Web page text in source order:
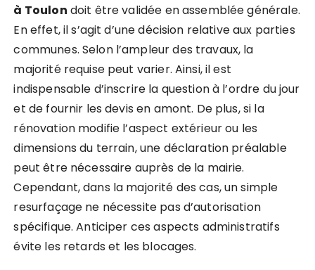
à Toulon doit être validée en assemblée générale.
En effet, il s’agit d’une décision relative aux parties
communes. Selon l’ampleur des travaux, la
majorité requise peut varier. Ainsi, il est
indispensable d’inscrire la question à l’ordre du jour
et de fournir les devis en amont. De plus, si la
rénovation modifie l’aspect extérieur ou les
dimensions du terrain, une déclaration préalable
peut être nécessaire auprès de la mairie.
Cependant, dans la majorité des cas, un simple
resurfaçage ne nécessite pas d’autorisation
spécifique. Anticiper ces aspects administratifs
évite les retards et les blocages.